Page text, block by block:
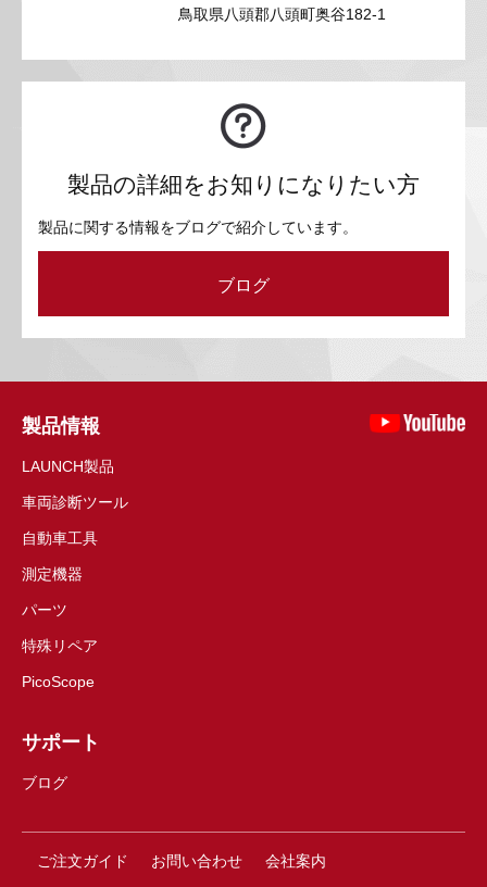
鳥取県八頭郡八頭町奥谷182-1
製品の詳細をお知りになりたい方
製品に関する情報をブログで紹介しています。
ブログ
製品情報
LAUNCH製品
車両診断ツール
自動車工具
測定機器
パーツ
特殊リペア
PicoScope
サポート
ブログ
ご注文ガイド お問い合わせ 会社案内